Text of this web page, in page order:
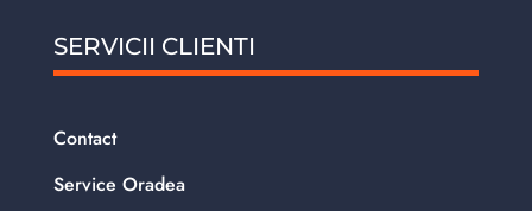
SERVICII CLIENTI
Contact
Service Oradea